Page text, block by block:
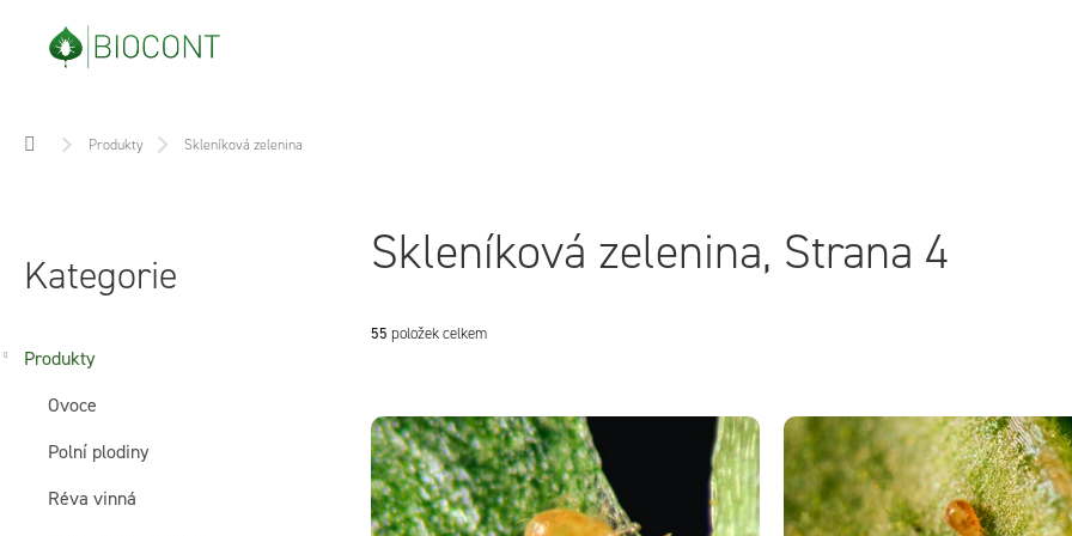
Domů Produkty Skleníková zelenina
o
t
Kategorie
Produkty
Ovoce
Polní plodiny
Réva vinná
Skleníková zelenina, Strana 4
55 položek celkem
V
ý
p